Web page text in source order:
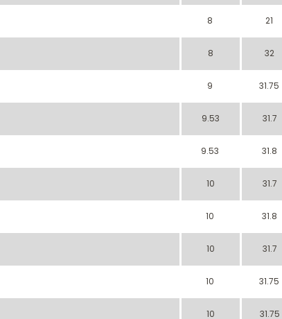
8 21
8 32
9 31.75
9.53 31.7
9.53 31.8
10 31.7
10 31.8
10 31.7
10 31.75
10 31.75